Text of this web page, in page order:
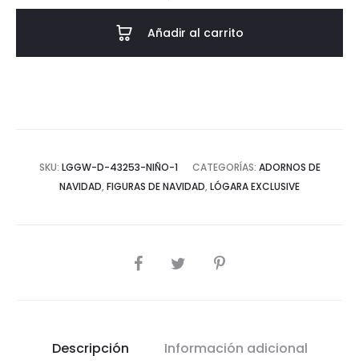
Añadir al carrito
SKU: LGGW-D-43253-NIÑO-1 CATEGORÍAS: ADORNOS DE
NAVIDAD, FIGURAS DE NAVIDAD, LÓGARA EXCLUSIVE
COMPARTIR
Descripción Información adicional